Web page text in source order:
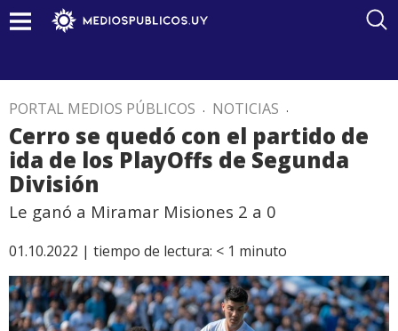
PORTAL MEDIOS PÚBLICOS . NOTICIAS .
Cerro se quedó con el partido de
ida de los PlayOffs de Segunda
División
Le ganó a Miramar Misiones 2 a 0
01.10.2022 | tiempo de lectura: < 1 minuto